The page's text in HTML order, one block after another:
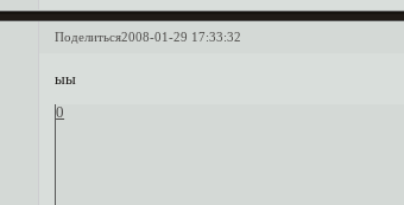
Поделиться2008-01-29 17:33:32
ыы
0